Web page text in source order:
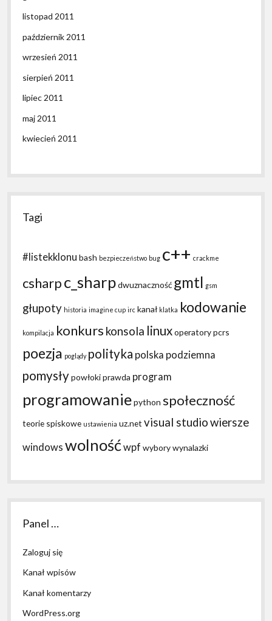
listopad 2011
październik 2011
wrzesień 2011
sierpień 2011
lipiec 2011
maj 2011
kwiecień 2011
Tagi
#listekklonu bash bezpieczeństwo bug c++ crackme
csharpc_sharpdwuznaczność gmtl gsm
głupoty historia imagine cup irc kanał klatka kodowanie
kompilacja konkurs konsola linuxoperatorypcrs
poezja poglądy polityka polska podziemna
pomysłypowłokiprawda program
programowaniepython społeczność
teorie spiskowe ustawienia uz.net visual studiowiersze
windows wolnośćwpf wyborywynalazki
Panel …
Zaloguj się
Kanał wpisów
Kanał komentarzy
WordPress.org